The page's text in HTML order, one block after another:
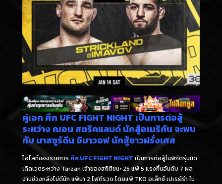
คู่เอก ศึก UFC FIGHT NIGHT เป็นการต่อสู้
ระหว่าง ฌอน สตริคแลนด์ นักสู้อเมริกัน จะพบ
กับ นาสซูร์ดีน อิมาวอฟ นักสู้ชาวฝรั่งเศส
ไฮไลท์ของรายการ ศึก UFC FIGHT NIGHT เป็นการต่อสู้ในพิกัดรุ่นมิด
เดิลเวตระหว่าง Tarzan เจ้าของสถิติชนะ 25 แพ้ 5 แรงกิ้นอันดับ 7 ผล
งานช่วงหลังไม่ดีนัก แพ้มา 2 ไฟต์รวด โดยแพ้ TKO อเล็กซ์ เปเรย์ร่า ใน